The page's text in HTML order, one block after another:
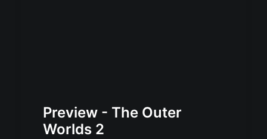
Preview - The Outer
Worlds 2